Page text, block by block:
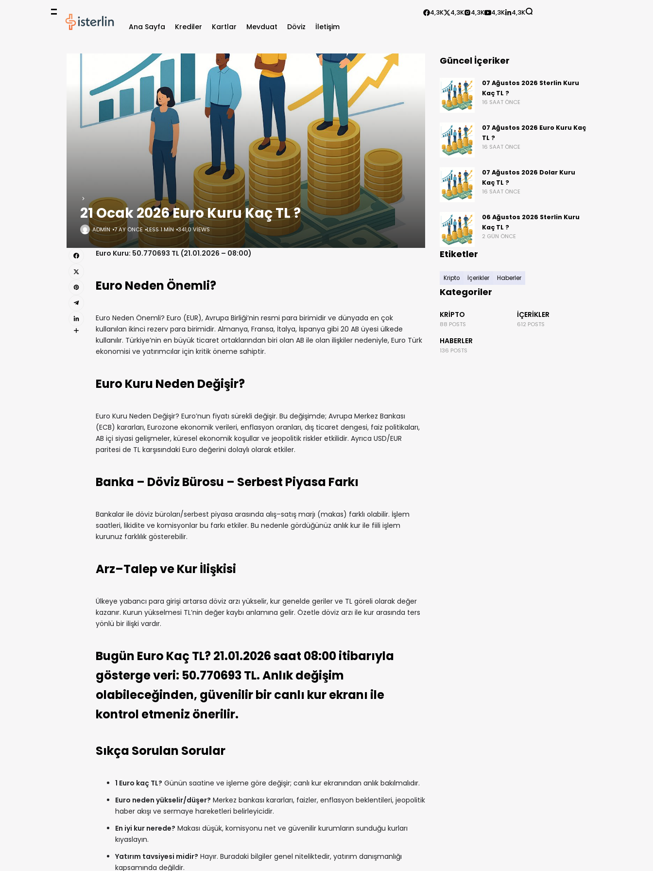
Ana Sayfa Krediler Kartlar Mevduat Döviz İletişim
4,3K 4,3K 4,3K 4,3K 4,3K
21 Ocak 2026 Euro Kuru Kaç TL ?
ADMIN 7 AY ÖNCE LESS 1 MIN 341,0 VIEWS
Euro Kuru: 50.770693 TL (21.01.2026 – 08:00)
Euro Neden Önemli?
Euro Neden Önemli? Euro (EUR), Avrupa Birliği’nin resmi para birimidir ve dünyada en çok
kullanılan ikinci rezerv para birimidir. Almanya, Fransa, İtalya, İspanya gibi 20 AB üyesi ülkede
kullanılır. Türkiye’nin en büyük ticaret ortaklarından biri olan AB ile olan ilişkiler nedeniyle, Euro Türk
ekonomisi ve yatırımcılar için kritik öneme sahiptir.
Euro Kuru Neden Değişir?
Euro Kuru Neden Değişir? Euro’nun fiyatı sürekli değişir. Bu değişimde; Avrupa Merkez Bankası
(ECB) kararları, Eurozone ekonomik verileri, enflasyon oranları, dış ticaret dengesi, faiz politikaları,
AB içi siyasi gelişmeler, küresel ekonomik koşullar ve jeopolitik riskler etkilidir. Ayrıca USD/EUR
paritesi de TL karşısındaki Euro değerini dolaylı olarak etkiler.
Banka – Döviz Bürosu – Serbest Piyasa Farkı
Bankalar ile döviz büroları/serbest piyasa arasında alış–satış marjı (makas) farklı olabilir. İşlem
saatleri, likidite ve komisyonlar bu farkı etkiler. Bu nedenle gördüğünüz anlık kur ile fiili işlem
kurunuz farklılık gösterebilir.
Arz–Talep ve Kur İlişkisi
Ülkeye yabancı para girişi artarsa döviz arzı yükselir, kur genelde geriler ve TL göreli olarak değer
kazanır. Kurun yükselmesi TL’nin değer kaybı anlamına gelir. Özetle döviz arzı ile kur arasında ters
yönlü bir ilişki vardır.
Bugün Euro Kaç TL? 21.01.2026 saat 08:00 itibarıyla
gösterge veri: 50.770693 TL. Anlık değişim
olabileceğinden, güvenilir bir canlı kur ekranı ile
kontrol etmeniz önerilir.
Sıkça Sorulan Sorular
1 Euro kaç TL? Günün saatine ve işleme göre değişir; canlı kur ekranından anlık bakılmalıdır.
Euro neden yükselir/düşer? Merkez bankası kararları, faizler, enflasyon beklentileri, jeopolitik
haber akışı ve sermaye hareketleri belirleyicidir.
En iyi kur nerede? Makası düşük, komisyonu net ve güvenilir kurumların sunduğu kurları
kıyaslayın.
Yatırım tavsiyesi midir? Hayır. Buradaki bilgiler genel niteliktedir, yatırım danışmanlığı
kapsamında değildir.
Güncel İçeriker
07 Ağustos 2026 Sterlin Kuru
Kaç TL ?
16 SAAT ÖNCE
07 Ağustos 2026 Euro Kuru Kaç
TL ?
16 SAAT ÖNCE
07 Ağustos 2026 Dolar Kuru
Kaç TL ?
16 SAAT ÖNCE
06 Ağustos 2026 Sterlin Kuru
Kaç TL ?
2 GÜN ÖNCE
Etiketler
Kripto İçerikler Haberler
Kategoriler
KRIPTO
88 POSTS
İÇERIKLER
612 POSTS
HABERLER
136 POSTS